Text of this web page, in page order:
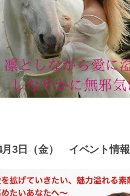
月3日（金） イベント情報